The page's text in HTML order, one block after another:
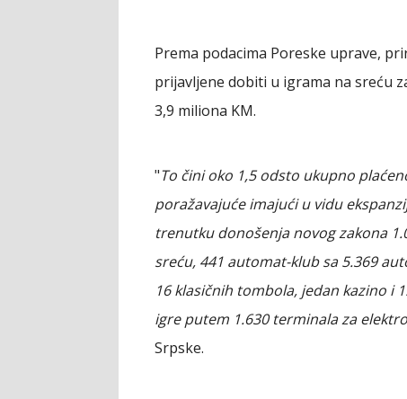
Prema podacima Poreske uprave,
prijavljene dobiti u igrama na sreću
3,9 miliona KM.
"To čini oko 1,5 odsto ukupno
poražavajuće imajući u vidu
trenutku donošenja novog zakona
sreću, 441 automat-klub sa 5.369
16 klasičnih tombola, jedan kazino i
igre putem 1.630 terminala za
Srpske.